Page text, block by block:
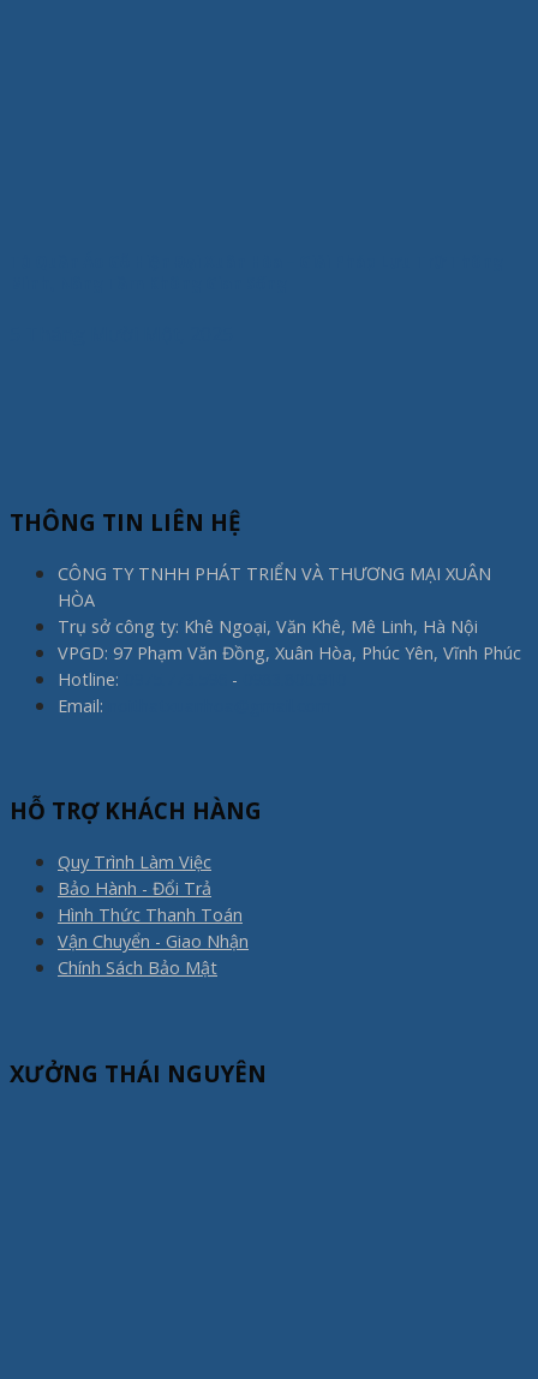
THÔNG TIN LIÊN HỆ
CÔNG TY TNHH PHÁT TRIỂN VÀ THƯƠNG MẠI XUÂN
HÒA
Trụ sở công ty: Khê Ngoại, Văn Khê, Mê Linh, Hà Nội
VPGD: 97 Phạm Văn Đồng, Xuân Hòa, Phúc Yên, Vĩnh Phúc
Hotline:
-
Email:
HỖ TRỢ KHÁCH HÀNG
Quy Trình Làm Việc
Bảo Hành - Đổi Trả
Hình Thức Thanh Toán
Vận Chuyển - Giao Nhận
Chính Sách Bảo Mật
XƯỞNG THÁI NGUYÊN